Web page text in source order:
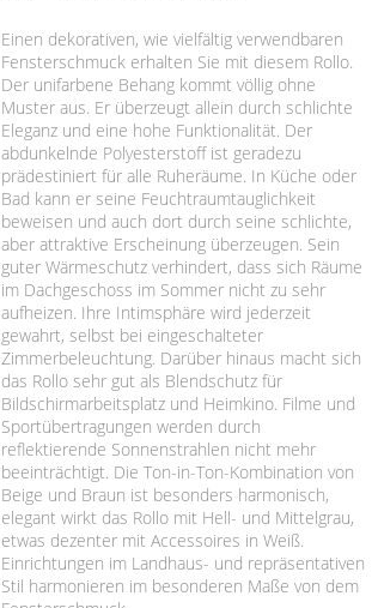
Einen dekorativen, wie vielfältig verwendbaren
Fensterschmuck erhalten Sie mit diesem Rollo.
Der unifarbene Behang kommt völlig ohne
Muster aus. Er überzeugt allein durch schlichte
Eleganz und eine hohe Funktionalität. Der
abdunkelnde Polyesterstoff ist geradezu
prädestiniert für alle Ruheräume. In Küche oder
Bad kann er seine Feuchtraumtauglichkeit
beweisen und auch dort durch seine schlichte,
aber attraktive Erscheinung überzeugen. Sein
guter Wärmeschutz verhindert, dass sich Räume
im Dachgeschoss im Sommer nicht zu sehr
aufheizen. Ihre Intimsphäre wird jederzeit
gewahrt, selbst bei eingeschalteter
Zimmerbeleuchtung. Darüber hinaus macht sich
das Rollo sehr gut als Blendschutz für
Bildschirmarbeitsplatz und Heimkino. Filme und
Sportübertragungen werden durch
reflektierende Sonnenstrahlen nicht mehr
beeinträchtigt. Die Ton-in-Ton-Kombination von
Beige und Braun ist besonders harmonisch,
elegant wirkt das Rollo mit Hell- und Mittelgrau,
etwas dezenter mit Accessoires in Weiß.
Einrichtungen im Landhaus- und repräsentativen
Stil harmonieren im besonderen Maße von dem